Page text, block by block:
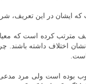
که ایشان در این
مترتب کرده است که
اختلاف داشته
است.
بوده است ولی مرد